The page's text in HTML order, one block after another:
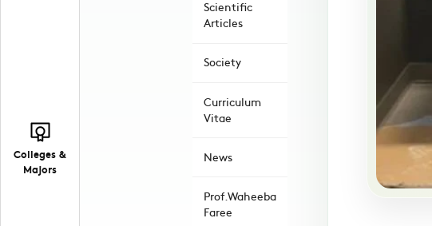
Colleges &
Majors
Scientific
Articles
Society
Curriculum
Vitae
News
Prof.Waheeba
Faree